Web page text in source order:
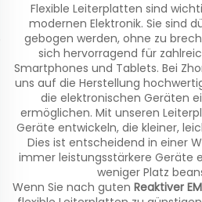
Flexible Leiterplatten sind
modernen Elektronik. Sie sind
gebogen werden, ohne zu
sich hervorragend für
Smartphones und Tablets. Bei
uns auf die Herstellung
die elektronischen Geräten
ermöglichen. Mit unseren
Geräte entwickeln, die kleiner,
Dies ist entscheidend in einer
immer leistungsstärkere Geräte
weniger Platz
Wenn Sie nach guten Reaktiver